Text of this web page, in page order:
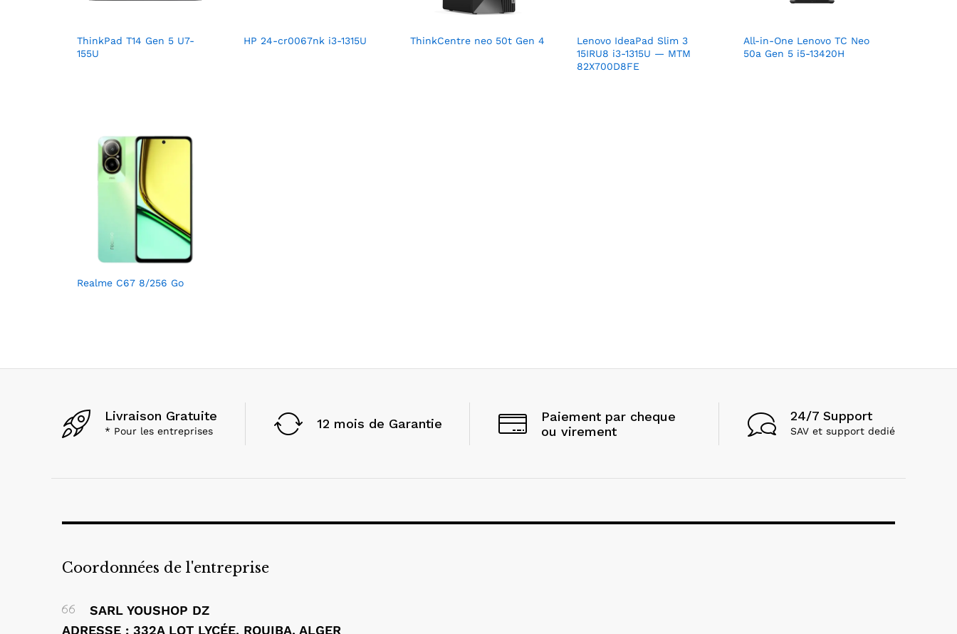
ThinkPad T14 Gen 5 U7-
155U
HP 24-cr0067nk i3-1315U ThinkCentre neo 50t Gen 4
Lenovo IdeaPad Slim 3
15IRU8 i3-1315U — MTM
82X700D8FE
All-in-One Lenovo TC Neo
50a Gen 5 i5-13420H
Realme C67 8/256 Go
Livraison Gratuite
* Pour les entreprises 12 mois de Garantie
Paiement par cheque
ou virement
24/7 Support
SAV et support dedié
Coordonnées de l'entreprise
SARL YOUSHOP DZ
ADRESSE : 332A LOT LYCÉE, ROUIBA, ALGER